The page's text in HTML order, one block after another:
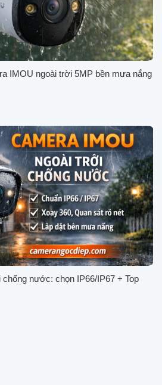
IMOU ngoài trời 5MP bền mưa nắng
nước: chọn IP66/IP67 + Top